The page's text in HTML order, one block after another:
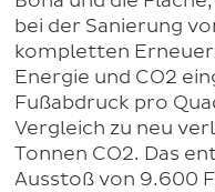
bei der Sanierung
kompletten
Energie und CO2
Fußabdruck pro
Vergleich zu neu
Tonnen CO2. Das
Ausstoß von 9.600